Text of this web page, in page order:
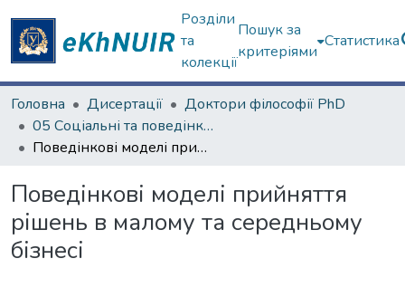
Розділи
та
колекції
Пошук за
критеріями
Статистика
Головна Дисертації
Доктори філософії PhD
05 Соціальні та поведінкові науки
Поведінкові моделі прийняття рішень в малому та середньому бізнесі
Поведінкові моделі прийняття
рішень в малому та середньому
бізнесі